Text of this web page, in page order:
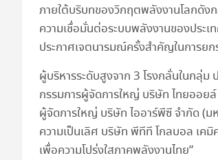
ภายใต้บริบทของวิกฤตพลังงานโลกดัง
ความเชื่อมั่นต่อระบบพลังงานของประเ
ประกาศเจตนารมณ์ครั้งสำคัญในการย
ผู้บริหารระดับสูงจาก 3 โรงกลั่นในกลุ่ม
กรรมการผู้จัดการใหญ่ บริษัท ไทยออย
ผู้จัดการใหญ่ บริษัท ไออาร์พีซี จำกัด (ม
ความเป็นเลิศ บริษัท พีทีที โกลบอล เค
เพื่อความโปร่งใสภาคพลังงานไทย”